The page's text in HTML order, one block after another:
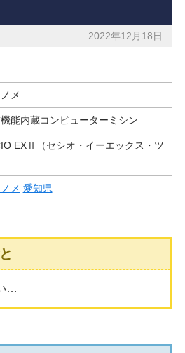
2022年12月18日
メ
能内蔵コンピューターミシン
EXⅡ（セシオ・イーエックス・ツ
メ 愛知県
…